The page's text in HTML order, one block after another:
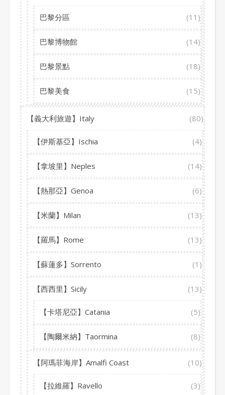
巴黎分區 (11)
巴黎博物館 (14)
巴黎景點 (18)
巴黎美食 (15)
【義大利旅遊】Italy (80)
【伊斯基亞】Ischia (4)
【拿坡里】Neples (14)
【熱那亞】Genoa (6)
【米蘭】Milan (13)
【羅馬】Rome (13)
【蘇蓮多】Sorrento (1)
【西西里】Sicily (13)
【卡塔尼亞】Catania (5)
【陶爾米納】Taormina (8)
【阿瑪菲海岸】Amalfi Coast (10)
【拉維羅】Ravello (3)